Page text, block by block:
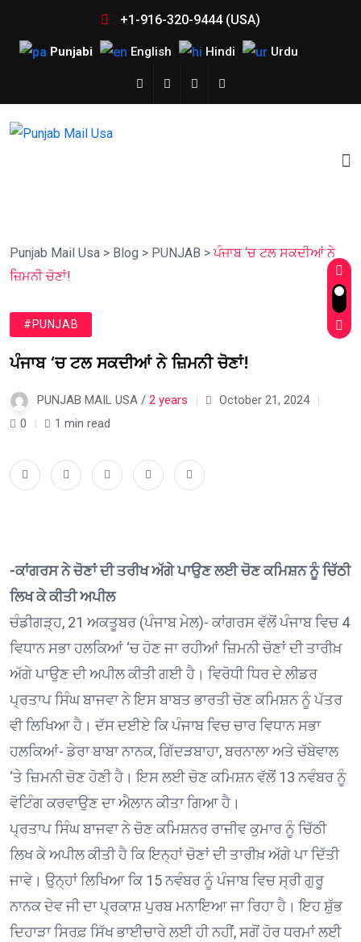
+1-916-320-9444 (USA)
Punjabi English Hindi Urdu
Punjab Mail Usa > Blog > PUNJAB >ਪੰਜਾਬ ‘ਚ ਟਲ ਸਕਦੀਆਂ ਨੇ
ਜ਼ਿਮਨੀ ਚੋਣਾਂ!
#PUNJAB
ਪੰਜਾਬ ‘ਚ ਟਲ ਸਕਦੀਆਂ ਨੇ ਜ਼ਿਮਨੀ ਚੋਣਾਂ!
PUNJAB MAIL USA / 2 years
October 21, 2024
0
1 min read
-ਕਾਂਗਰਸ ਨੇ ਚੋਣਾਂ ਦੀ ਤਰੀਖ ਅੱਗੇ ਪਾਉਣ ਲਈ ਚੋਣ ਕਮਿਸ਼ਨ ਨੂੰ ਚਿੱਠੀ
ਲਿਖ ਕੇ ਕੀਤੀ ਅਪੀਲ
ਚੰਡੀਗੜ੍ਹ, 21 ਅਕਤੂਬਰ (ਪੰਜਾਬ ਮੇਲ)- ਕਾਂਗਰਸ ਵੱਲੋਂ ਪੰਜਾਬ ਵਿਚ 4
ਵਿਧਾਨ ਸਭਾ ਹਲਕਿਆਂ ‘ਚ ਹੋਣ ਜਾ ਰਹੀਆਂ ਜ਼ਿਮਨੀ ਚੋਣਾਂ ਦੀ ਤਾਰੀਖ਼
ਅੱਗੇ ਪਾਉਣ ਦੀ ਅਪੀਲ ਕੀਤੀ ਗਈ ਹੈ। ਵਿਰੋਧੀ ਧਿਰ ਦੇ ਲੀਡਰ
ਪ੍ਰਤਾਪ ਸਿੰਘ ਬਾਜਵਾ ਨੇ ਇਸ ਬਾਬਤ ਭਾਰਤੀ ਚੋਣ ਕਮਿਸ਼ਨ ਨੂੰ ਪੱਤਰ
ਵੀ ਲਿਖਿਆ ਹੈ। ਦੱਸ ਦਈਏ ਕਿ ਪੰਜਾਬ ਵਿਚ ਚਾਰ ਵਿਧਾਨ ਸਭਾ
ਹਲਕਿਆਂ- ਡੇਰਾ ਬਾਬਾ ਨਾਨਕ, ਗਿੱਦੜਬਾਹਾ, ਬਰਨਾਲਾ ਅਤੇ ਚੱਬੇਵਾਲ
‘ਤੇ ਜ਼ਿਮਨੀ ਚੋਣ ਹੋਣੀ ਹੈ। ਇਸ ਲਈ ਚੋਣ ਕਮਿਸ਼ਨ ਵੱਲੋਂ 13 ਨਵੰਬਰ ਨੂੰ
ਵੋਟਿੰਗ ਕਰਵਾਉਣ ਦਾ ਐਲਾਨ ਕੀਤਾ ਗਿਆ ਹੈ।
ਪ੍ਰਤਾਪ ਸਿੰਘ ਬਾਜਵਾ ਨੇ ਚੋਣ ਕਮਿਸ਼ਨਰ ਰਾਜੀਵ ਕੁਮਾਰ ਨੂੰ ਚਿੱਠੀ
ਲਿਖ ਕੇ ਅਪੀਲ ਕੀਤੀ ਹੈ ਕਿ ਇਨ੍ਹਾਂ ਚੋਣਾਂ ਦੀ ਤਾਰੀਖ਼ ਅੱਗੇ ਪਾ ਦਿੱਤੀ
ਜਾਵੇ। ਉਨ੍ਹਾਂ ਲਿਖਿਆ ਕਿ 15 ਨਵੰਬਰ ਨੂੰ ਪੰਜਾਬ ਵਿਚ ਸ੍ਰੀ ਗੁਰੂ
ਨਾਨਕ ਦੇਵ ਜੀ ਦਾ ਪ੍ਰਕਾਸ਼ ਪੁਰਬ ਮਨਾਇਆ ਜਾ ਰਿਹਾ ਹੈ। ਇਹ ਸ਼ੁੱਭ
ਦਿਹਾੜਾ ਸਿਰਫ਼ ਸਿੱਖ ਭਾਈਚਾਰੇ ਲਈ ਹੀ ਨਹੀਂ, ਸਗੋਂ ਹੋਰ ਧਰਮਾਂ ਲਈ